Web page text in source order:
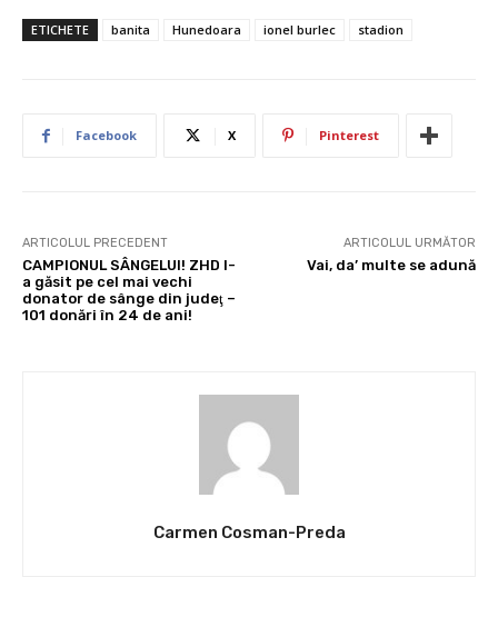
ETICHETE banita Hunedoara ionel burlec stadion
Facebook X Pinterest
ARTICOLUL PRECEDENT
CAMPIONUL SÂNGELUI! ZHD l-
a găsit pe cel mai vechi
donator de sânge din judeţ –
101 donări în 24 de ani!
ARTICOLUL URMĂTOR
Vai, da’ multe se adună
Carmen Cosman-Preda